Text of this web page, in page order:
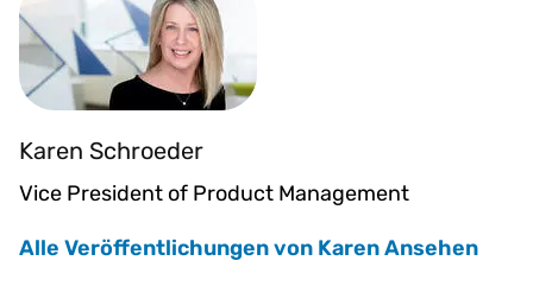
Karen Schroeder
Vice President of Product Management
Alle Veröffentlichungen von Karen Ansehen